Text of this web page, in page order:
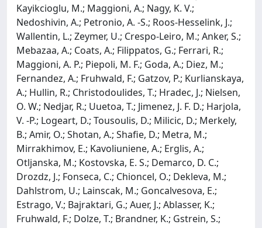
Kayikcioglu, M.; Maggioni, A.; Nagy, K. V.;
Nedoshivin, A.; Petronio, A. -S.; Roos-Hesselink, J.;
Wallentin, L.; Zeymer, U.; Crespo-Leiro, M.; Anker, S.;
Mebazaa, A.; Coats, A.; Filippatos, G.; Ferrari, R.;
Maggioni, A. P.; Piepoli, M. F.; Goda, A.; Diez, M.;
Fernandez, A.; Fruhwald, F.; Gatzov, P.; Kurlianskaya,
A.; Hullin, R.; Christodoulides, T.; Hradec, J.; Nielsen,
O. W.; Nedjar, R.; Uuetoa, T.; Jimenez, J. F. D.; Harjola,
V. -P.; Logeart, D.; Tousoulis, D.; Milicic, D.; Merkely,
B.; Amir, O.; Shotan, A.; Shafie, D.; Metra, M.;
Mirrakhimov, E.; Kavoliuniene, A.; Erglis, A.;
Otljanska, M.; Kostovska, E. S.; Demarco, D. C.;
Drozdz, J.; Fonseca, C.; Chioncel, O.; Dekleva, M.;
Dahlstrom, U.; Lainscak, M.; Goncalvesova, E.;
Estrago, V.; Bajraktari, G.; Auer, J.; Ablasser, K.;
Fruhwald, F.; Dolze, T.; Brandner, K.; Gstrein, S.;